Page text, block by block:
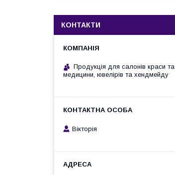
КОНТАКТИ
Продукція для салонів краси та
медицини, ювелірів та хендмейду
Вікторія